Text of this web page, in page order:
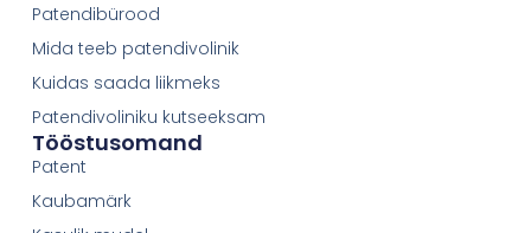
Patendibürood
Mida teeb patendivolinik
Kuidas saada liikmeks
Patendivoliniku kutseeksam
Tööstusomand
Patent
Kaubamärk